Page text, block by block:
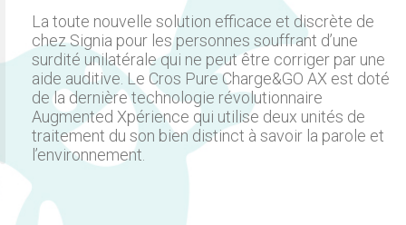
La toute nouvelle solution efficace et discrète de
chez Signia pour les personnes souffrant d’une
surdité unilatérale qui ne peut être corriger par une
aide auditive. Le Cros Pure Charge&GO AX est doté
de la dernière technologie révolutionnaire
Augmented Xpérience qui utilise deux unités de
traitement du son bien distinct à savoir la parole et
l’environnement.